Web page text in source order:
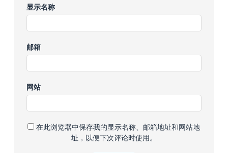
显示名称
邮箱
网站
在此浏览器中保存我的显示名称、邮箱地址和网站地
址，以便下次评论时使用。